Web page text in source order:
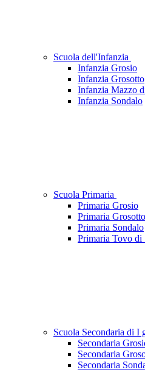
Scuola dell'Infanzia
Infanzia Grosio
Infanzia Grosotto
Infanzia Mazzo
Infanzia Sondalo
Scuola Primaria
Primaria Grosio
Primaria Grosotto
Primaria Sondalo
Primaria Tovo di
Scuola Secondaria di I
Secondaria
Secondaria
Secondaria